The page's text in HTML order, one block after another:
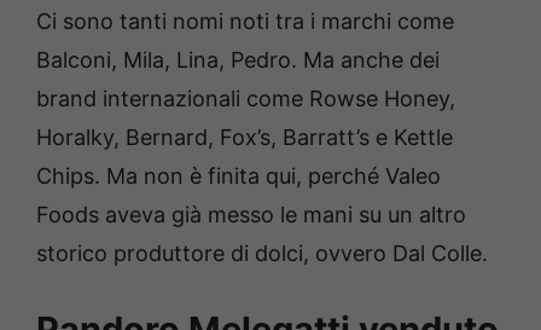
Ci sono tanti nomi noti tra i marchi come
Balconi, Mila, Lina, Pedro. Ma anche dei
brand internazionali come Rowse Honey,
Horalky, Bernard, Fox’s, Barratt’s e Kettle
Chips. Ma non è finita qui, perché Valeo
Foods aveva già messo le mani su un altro
storico produttore di dolci, ovvero Dal Colle.